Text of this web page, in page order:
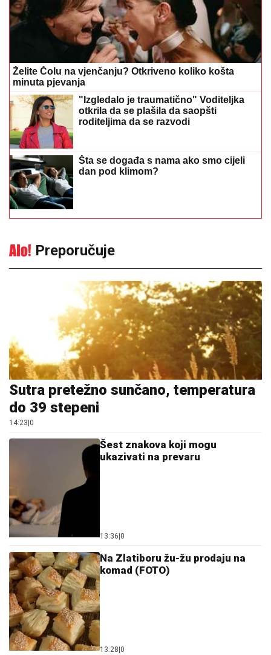
Želite Čolu na vjenčanju? Otkriveno koliko košta
minuta pjevanja
"Izgledalo je traumatično" Voditeljka
otkrila da se plašila da saopšti
roditeljima da se razvodi
Šta se događa s nama ako smo cijeli
dan pod klimom?
Preporučuje
Sutra pretežno sunčano, temperatura
do 39 stepeni
14:23 0
Šest znakova koji mogu
ukazivati na prevaru
13:36 0
Na Zlatiboru žu-žu prodaju na
komad (FOTO)
13:28 0